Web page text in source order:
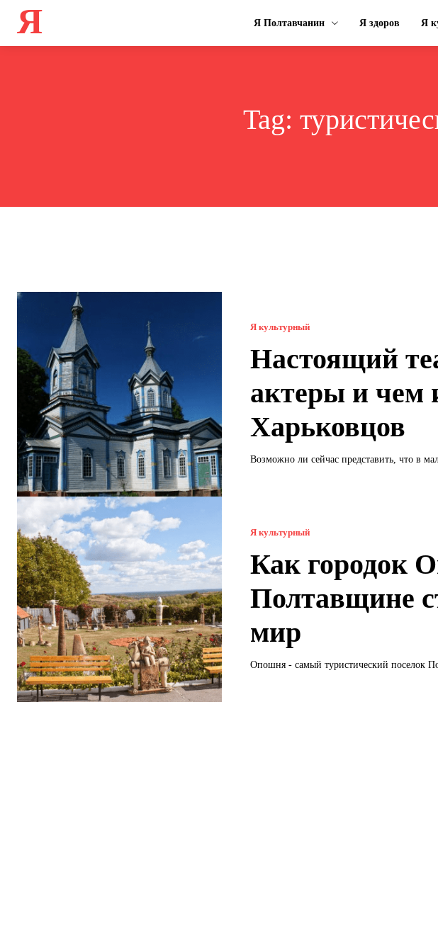
Я Я Полтавчанин Я здоров Я
Tag:
Я культурный
Настоящий
актеры и чем
Харьковцов
Возможно ли сейчас представить, что в
Я культурный
Как городок
Полтавщине
мир
Опошня - самый туристический поселок